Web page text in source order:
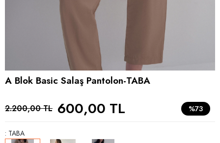
A Blok Basic Salaş Pantolon-TABA
2.200,00 TL 600,00 TL %73
: TABA